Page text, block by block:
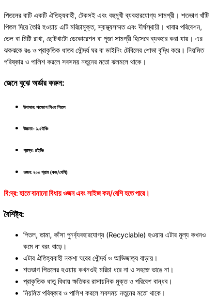
পিতলের বাটি একটি ঐতিহ্যবাহী, টেকসই এবং বহুমুখী ব্যবহারযোগ্য সামগ্রী। শতভাগ খাঁটি
পিতল দিয়ে তৈরি হওয়ায় এটি মরিচামুক্ত, স্বাস্থ্যসম্মত এবং দীর্ঘস্থায়ী। খাবার পরিবেশন,
তেল বা মিষ্টি রাখা, ছোটখাটো ডেকোরেশন বা পূজা সামগ্রী হিসেবে ব্যবহার করা যায়। এর
ঝকঝকে রঙ ও প্রাকৃতিক ধাতব সৌন্দর্য ঘর বা ডাইনিং টেবিলের শোভা বৃদ্ধি করে। নিয়মিত
পরিষ্কার ও পালিশ করলে সবসময় নতুনের মতো ঝলমলে থাকে।
জেনে বুঝে অর্ডার করুন:
উপাদান:শতভাগ পিওর পিতল
উচ্চতা- ১.৫ইঞ্চি
প্রস্থ: ৪ইঞ্চি
ওজন:২০০ গ্রাম (কম/বেশি)
বি:দ্র: হাতে বানানো বিধায় ওজন এবং সাইজ কম/বেশি হতে পারে।
বৈশিষ্ট্য:
পিতল, তামা, কাঁসা পুনর্ব্যবহারযোগ্য (Recyclable) হওয়ায় এটার মূল্য কখনও
কমে না বরং বাড়ে।
এটার ঐতিহ্যবাহী নকশা ঘরের শৌন্দর্য ও আভিজাত্য বাড়ায়।
শতভাগ পিতলের হওয়ায় কখনওই মরিচা ধরে না ও সহজে ভাঙে না।
প্রাকৃতিক ধাতু বিধায় ক্ষতিকর রাসায়নিক মুক্ত ও পরিবেশ বান্ধব।
নিয়মিত পরিষ্কার ও পালিশ করলে সবসময় নতুনের মতো থাকে।